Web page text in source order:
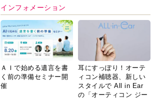
インフォメーション
ＡＩで始める遺言を書
く前の準備セミナー開
催
耳にすっぽり！オーテ
ィコン補聴器、新しい
スタイルで All in Ear
の「オーティコン ジー